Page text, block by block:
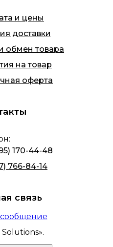
и цены
доставки
обмен товара
на товар
оферта
:
170-44-48
766-84-14
связь
Solutions».